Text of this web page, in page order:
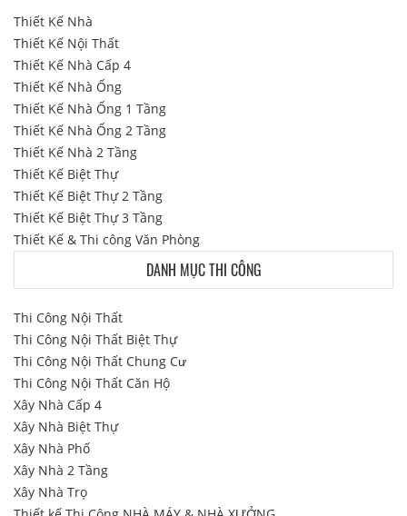
Thiết Kế Nhà
Thiết Kế Nội Thất
Thiết Kế Nhà Cấp 4
Thiết Kế Nhà Ống
Thiết Kế Nhà Ống 1 Tầng
Thiết Kế Nhà Ống 2 Tầng
Thiết Kế Nhà 2 Tầng
Thiết Kế Biệt Thự
Thiết Kế Biệt Thự 2 Tầng
Thiết Kế Biệt Thự 3 Tầng
Thiết Kế & Thi công Văn Phòng
DANH MỤC THI CÔNG
Thi Công Nội Thất
Thi Công Nội Thất Biệt Thự
Thi Công Nội Thất Chung Cư
Thi Công Nội Thất Căn Hộ
Xây Nhà Cấp 4
Xây Nhà Biệt Thự
Xây Nhà Phố
Xây Nhà 2 Tầng
Xây Nhà Trọ